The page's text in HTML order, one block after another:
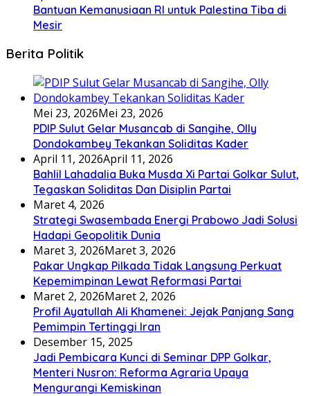
Bantuan Kemanusiaan RI untuk Palestina Tiba di
Mesir
Berita Politik
Mei 23, 2026Mei 23, 2026
PDIP Sulut Gelar Musancab di Sangihe, Olly
Dondokambey Tekankan Soliditas Kader
April 11, 2026April 11, 2026
Bahlil Lahadalia Buka Musda Xi Partai Golkar Sulut,
Tegaskan Soliditas Dan Disiplin Partai
Maret 4, 2026
Strategi Swasembada Energi Prabowo Jadi Solusi
Hadapi Geopolitik Dunia
Maret 3, 2026Maret 3, 2026
Pakar Ungkap Pilkada Tidak Langsung Perkuat
Kepemimpinan Lewat Reformasi Partai
Maret 2, 2026Maret 2, 2026
Profil Ayatullah Ali Khamenei: Jejak Panjang Sang
Pemimpin Tertinggi Iran
Desember 15, 2025
Jadi Pembicara Kunci di Seminar DPP Golkar,
Menteri Nusron: Reforma Agraria Upaya
Mengurangi Kemiskinan